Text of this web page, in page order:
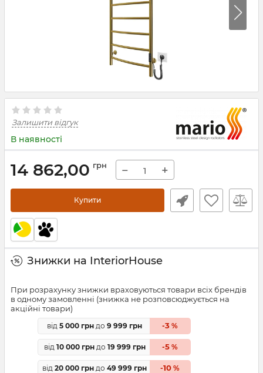
Залишити відгук
В наявності
14 862,00 грн − +
Купити
Знижки на InteriorHouse
При розрахунку знижки враховуються товари всіх брендів
в одному замовленні (знижка не розповсюджується на
акційні товари)
від 5 000 грн до 9 999 грн -3 %
від 10 000 грндо 19 999 грн -5 %
від 20 000 грн до 49 999 грн -10 %